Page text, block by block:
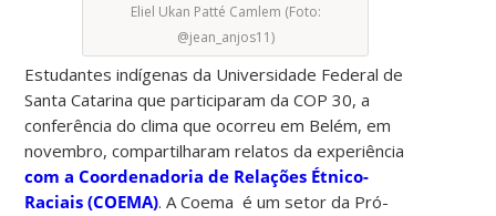
Eliel Ukan Patté Camlem (Foto:
@jean_anjos11)
Estudantes indígenas da Universidade Federal de
Santa Catarina que participaram da COP 30, a
conferência do clima que ocorreu em Belém, em
novembro, compartilharam relatos da experiência
com a Coordenadoria de Relações Étnico-
Raciais (COEMA). A Coema é um setor da Pró-